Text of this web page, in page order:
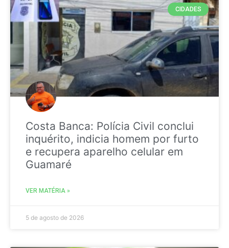
CIDADES
Costa Banca: Polícia Civil conclui
inquérito, indicia homem por furto
e recupera aparelho celular em
Guamaré
VER MATÉRIA »
5 de agosto de 2026